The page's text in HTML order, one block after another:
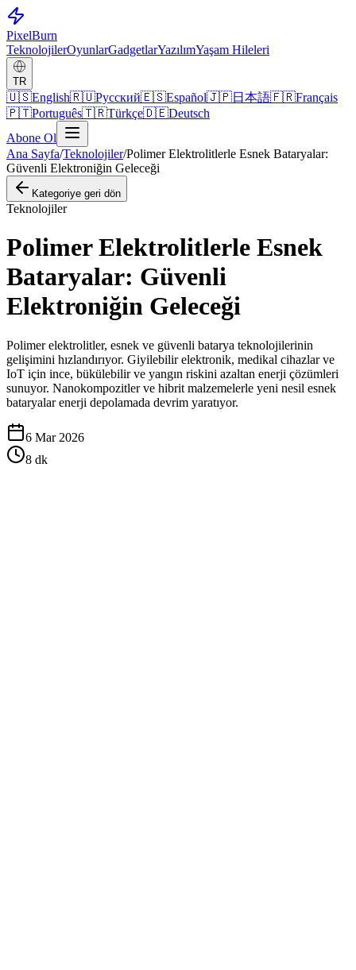
PixelBurn
TeknolojilerOyunlarGadgetlarYazılımYaşam Hileleri
TR
🇺🇸English🇷🇺Русский🇪🇸Español🇯🇵日本語🇫🇷Français
🇵🇹Português🇹🇷Türkçe🇩🇪Deutsch
Abone Ol
Ana Sayfa/Teknolojiler/Polimer Elektrolitlerle Esnek Bataryalar:
Güvenli Elektroniğin Geleceği
Kategoriye geri dön
Teknolojiler
Polimer Elektrolitlerle Esnek
Bataryalar: Güvenli
Elektroniğin Geleceği
Polimer elektrolitler, esnek ve güvenli batarya teknolojilerinin
gelişimini hızlandırıyor. Giyilebilir elektronik, medikal cihazlar ve
IoT için ince, bükülebilir ve yangın riskini azaltan enerji çözümleri
sunuyor. Nanokompozitler ve hibrit malzemelerle yeni nesil esnek
bataryalar enerji depolamada devrim yaratıyor.
6 Mar 2026
8 dk